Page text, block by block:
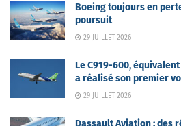
Boeing toujours en
poursuit
29 JUILLET 2026
Le C919-600, équivalent
a réalisé son premier
29 JUILLET 2026
Dassault Aviation : des